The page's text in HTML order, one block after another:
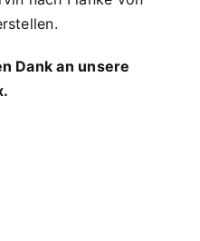
Dank an unsere